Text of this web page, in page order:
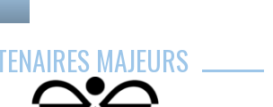
MAJEURS